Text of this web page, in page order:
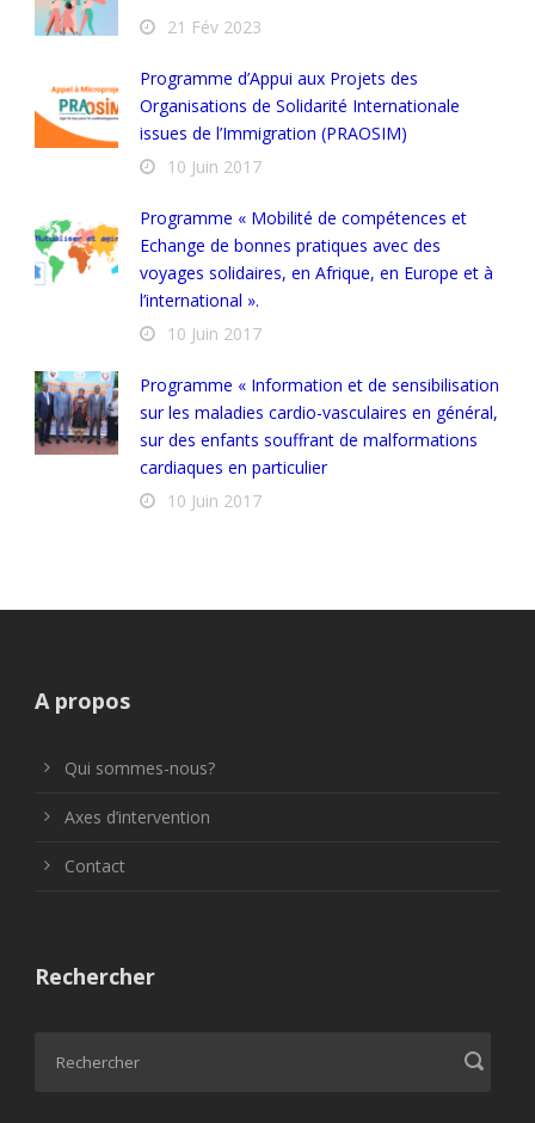
21 Fév 2023
Programme d’Appui aux Projets des
Organisations de Solidarité Internationale
issues de l’Immigration (PRAOSIM)
10 Juin 2017
Programme « Mobilité de compétences et
Echange de bonnes pratiques avec des
voyages solidaires, en Afrique, en Europe et à
l’international ».
10 Juin 2017
Programme « Information et de sensibilisation
sur les maladies cardio-vasculaires en général,
sur des enfants souffrant de malformations
cardiaques en particulier
10 Juin 2017
A propos
Qui sommes-nous?
Axes d’intervention
Contact
Rechercher